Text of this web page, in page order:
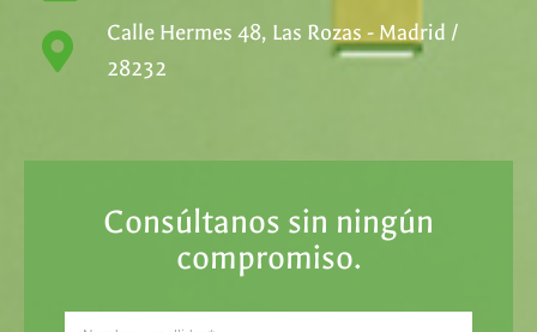
Calle Hermes 48, Las Rozas - Madrid /
28232
Consúltanos sin ningún
compromiso.